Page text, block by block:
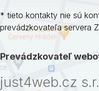
* tieto kontakty nie sú
prevádzkovateľa servera
Prevádzkovateľ
just4web.cz